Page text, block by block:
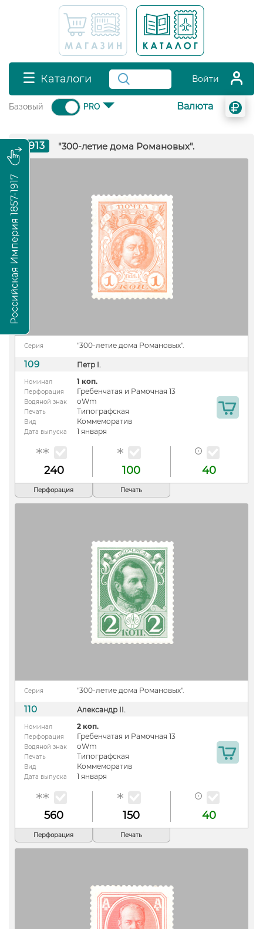
Каталоги Войти
Базовый PRO Валюта
1913 "300-летие дома Романовых".
Серия "300-летие дома Романовых".
109 Петр I.
Номинал 1 коп.
Перфорация Гребенчатая и Рамочная 13
Водяной знак oWm
Печать Типографская
Вид Коммеморатив
Дата выпуска 1 января
240 100 40
Перфорация Печать
Серия "300-летие дома Романовых".
110 Александр II.
Номинал 2 коп.
Перфорация Гребенчатая и Рамочная 13
Водяной знак oWm
Печать Типографская
Вид Коммеморатив
Дата выпуска 1 января
560 150 40
Перфорация Печать
Российская Империя 1857-1917